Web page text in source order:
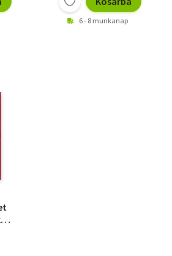
6 - 8 munkanap